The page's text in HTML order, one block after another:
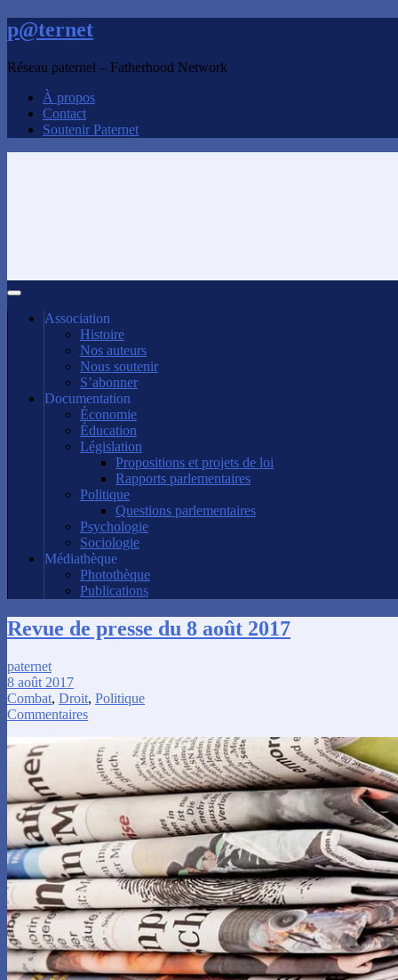
p@ternet
Réseau paternel – Fatherhood Network
À propos
Contact
Soutenir Paternet
Association
Histoire
Nos auteurs
Nous soutenir
S’abonner
Documentation
Économie
Éducation
Législation
Propositions et projets de loi
Rapports parlementaires
Politique
Questions parlementaires
Psychologie
Sociologie
Médiathèque
Photothèque
Publications
Revue de presse du 8 août 2017
paternet
8 août 2017
Combat, Droit, Politique
Commentaires